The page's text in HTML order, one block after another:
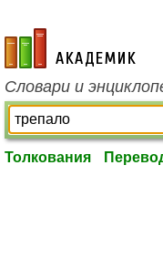
academic.ru
Словари и
Толкования